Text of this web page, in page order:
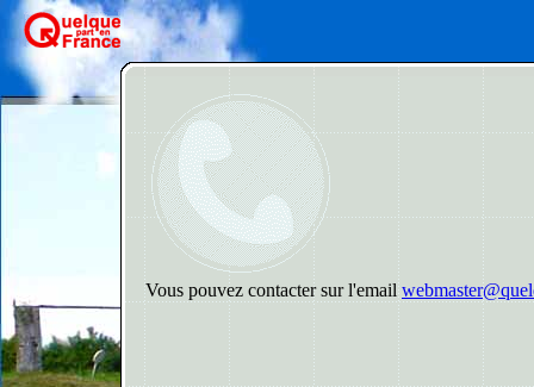
Vous pouvez contacter sur l'email